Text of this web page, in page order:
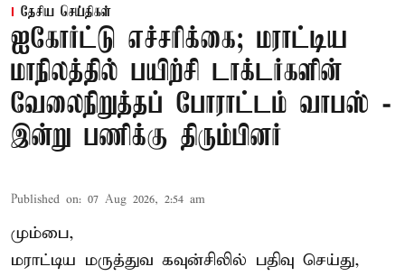
தேசிய செய்திகள்
ஐகோர்ட்டு எச்சரிக்கை; மராட்டிய
மாநிலத்தில் பயிற்சி டாக்டர்களின்
வேலைநிறுத்தப் போராட்டம் வாபஸ் -
இன்று பணிக்கு திரும்பினர்
Published on: 07 Aug 2026, 2:54 am
மும்பை,
மராட்டிய மருத்துவ கவுன்சிலில் பதிவு செய்து,